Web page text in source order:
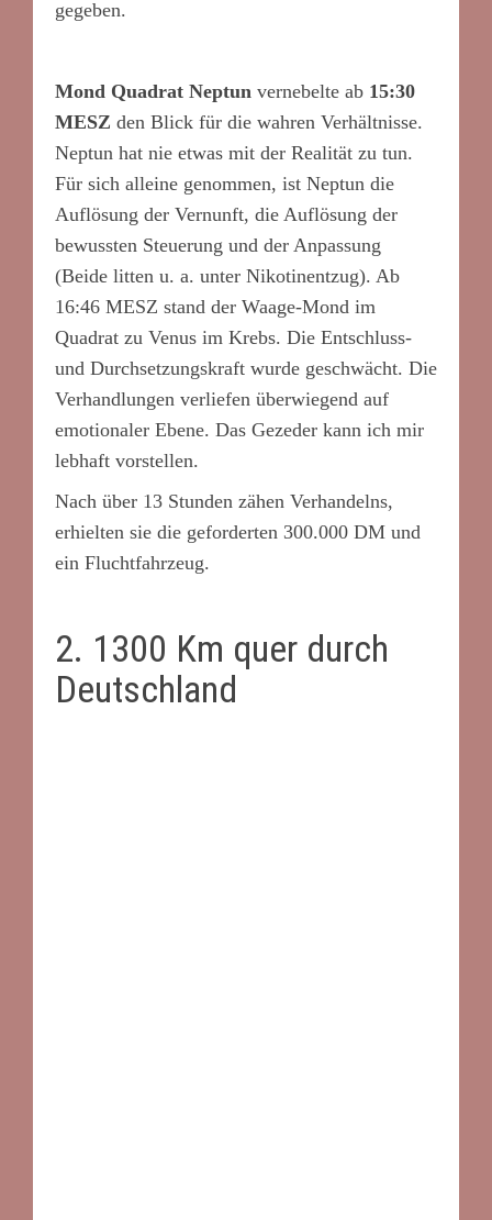
gegeben.
Mond Quadrat Neptun vernebelte ab 15:30
MESZ den Blick für die wahren Verhältnisse.
Neptun hat nie etwas mit der Realität zu tun.
Für sich alleine genommen, ist Neptun die
Auflösung der Vernunft, die Auflösung der
bewussten Steuerung und der Anpassung
(Beide litten u. a. unter Nikotinentzug). Ab
16:46 MESZ stand der Waage-Mond im
Quadrat zu Venus im Krebs. Die Entschluss-
und Durchsetzungskraft wurde geschwächt. Die
Verhandlungen verliefen überwiegend auf
emotionaler Ebene. Das Gezeder kann ich mir
lebhaft vorstellen.
Nach über 13 Stunden zähen Verhandelns,
erhielten sie die geforderten 300.000 DM und
ein Fluchtfahrzeug.
2. 1300 Km quer durch
Deutschland